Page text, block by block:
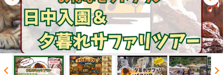
閲覧履歴
ご案内
よくある質問と答え